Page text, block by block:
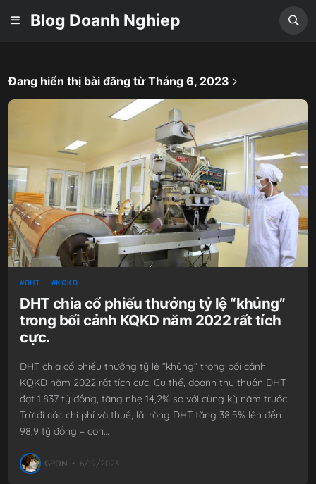
Blog Doanh Nghiep
Đang hiển thị bài đăng từ Tháng 6, 2023
DHT KQKD
DHT chia cổ phiếu thưởng tỷ lệ “khủng”
trong bối cảnh KQKD năm 2022 rất tích
cực.
DHT chia cổ phiếu thưởng tỷ lệ “khủng” trong bối cảnh
KQKD năm 2022 rất tích cực. Cụ thể, doanh thu thuần DHT
đạt 1.837 tỷ đồng, tăng nhẹ 14,2% so với cùng kỳ năm trước.
Trừ đi các chi phí và thuế, lãi ròng DHT tăng 38,5% lên đến
98,9 tỷ đồng – con…
GPDN • 6/19/2023